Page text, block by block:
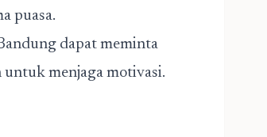
puasa.
dapat meminta
menjaga motivasi.